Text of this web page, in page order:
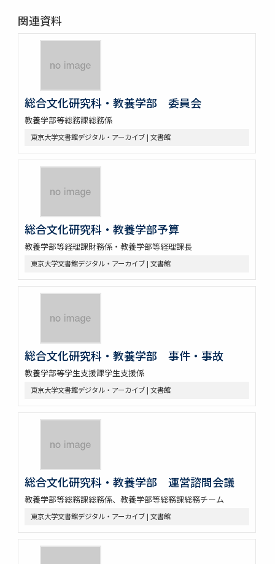
関連資料
総合文化研究科・教養学部 委員会
教養学部等総務課総務係
東京大学文書館デジタル・アーカイブ | 文書館
総合文化研究科・教養学部予算
教養学部等経理課財務係・教養学部等経理課長
東京大学文書館デジタル・アーカイブ | 文書館
総合文化研究科・教養学部 事件・事故
教養学部等学生支援課学生支援係
東京大学文書館デジタル・アーカイブ | 文書館
総合文化研究科・教養学部 運営諮問会議
教養学部等総務課総務係、教養学部等総務課総務チーム
東京大学文書館デジタル・アーカイブ | 文書館